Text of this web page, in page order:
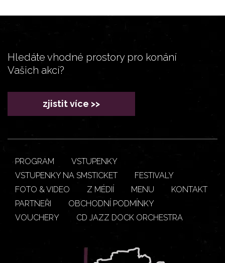
Hledáte vhodné prostory pro konání
Vašich akcí?
zjistit více >>
PROGRAM
VSTUPENKY
VSTUPENKY NA SMSTICKET
FESTIVALY
FOTO & VIDEO
Z MÉDIÍ MENU
KONTAKT
PARTNEŘI
OBCHODNÍ PODMÍNKY
VOUCHERY
CD JAZZ DOCK ORCHESTRA